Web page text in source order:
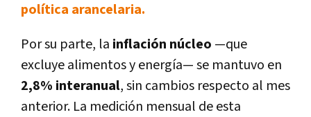
política arancelaria.
Por su parte, la inflación núcleo —que
excluye alimentos y energía— se mantuvo en
2,8% interanual, sin cambios respecto al mes
anterior. La medición mensual de esta